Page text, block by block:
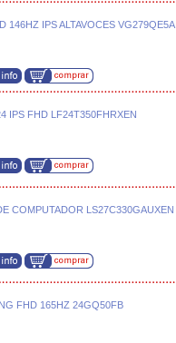
146HZ IPS ALTAVOCES VG279QE5A
IPS FHD LF24T350FHRXEN
COMPUTADOR LS27C330GAUXEN
FHD 165HZ 24GQ50FB